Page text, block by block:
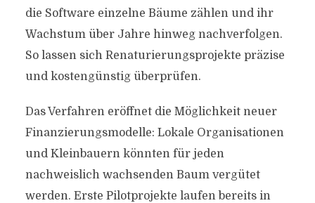
die Software einzelne Bäume zählen und ihr
Wachstum über Jahre hinweg nachverfolgen.
So lassen sich Renaturierungsprojekte präzise
und kostengünstig überprüfen.
Das Verfahren eröffnet die Möglichkeit neuer
Finanzierungsmodelle: Lokale Organisationen
und Kleinbauern könnten für jeden
nachweislich wachsenden Baum vergütet
werden. Erste Pilotprojekte laufen bereits in